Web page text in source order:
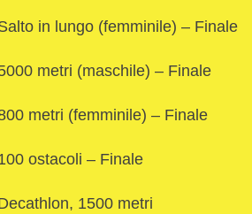
in lungo (femminile) – Finale
metri (maschile) – Finale
metri (femminile) – Finale
ostacoli – Finale
1500 metri